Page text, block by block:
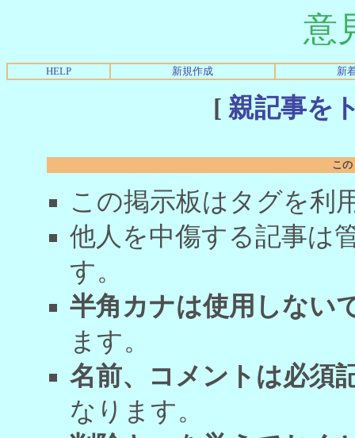
意
HELP 新規作成 新
[ 親記事を
こ
この掲示板はタグを利
他人を中傷する記事は
す。
半角カナは使用しない
ます。
名前、コメントは必須
なります。